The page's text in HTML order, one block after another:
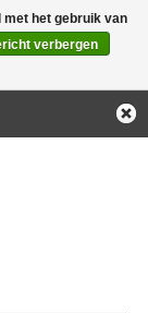
met het gebruik van
verbergen
is in aanbouw.
gehonoreerd of